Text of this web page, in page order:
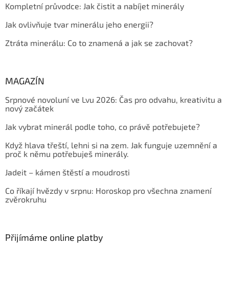
Kompletní průvodce: Jak čistit a nabíjet minerály
Jak ovlivňuje tvar minerálu jeho energii?
Ztráta minerálu: Co to znamená a jak se zachovat?
MAGAZÍN
Srpnové novoluní ve Lvu 2026: Čas pro odvahu, kreativitu a
nový začátek
Jak vybrat minerál podle toho, co právě potřebujete?
Když hlava třeští, lehni si na zem. Jak funguje uzemnění a
proč k němu potřebuješ minerály.
Jadeit – kámen štěstí a moudrosti
Co říkají hvězdy v srpnu: Horoskop pro všechna znamení
zvěrokruhu
Přijímáme online platby